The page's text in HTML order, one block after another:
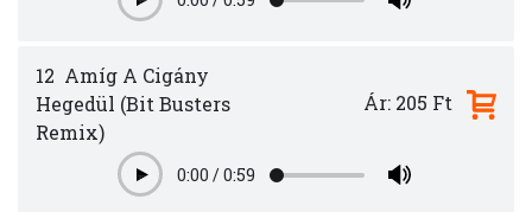
Play
12 Amíg A Cigány
Hegedül (Bit Busters
Remix)
Play0:00 /0:59
Ár: 205 Ft